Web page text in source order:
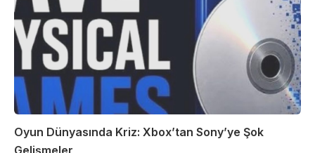
Oyun Dünyasında Kriz: Xbox’tan Sony’ye Şok
Gelişmeler